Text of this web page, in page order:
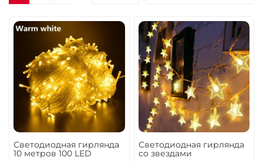
Светодиодная гирлянда
10 метров 100 LED
Светодиодная гирлянда
со звездами